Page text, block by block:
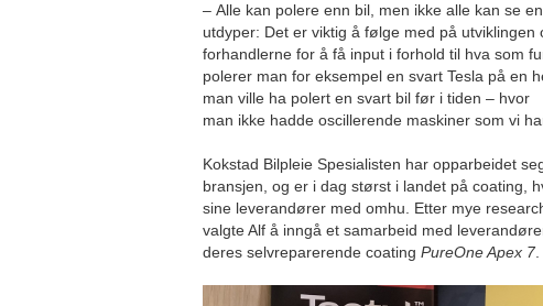
– Alle kan polere enn bil, men ikke alle kan se en
utdyper: Det er viktig å følge med på utviklingen
forhandlerne for å få input i forhold til hva som
polerer man for eksempel en svart Tesla på en
man ville ha polert en svart bil før i tiden – hvor
man ikke hadde oscillerende maskiner som vi
Kokstad Bilpleie Spesialisten har opparbeidet
bransjen, og er i dag størst i landet på coating,
sine leverandører med omhu. Etter mye
valgte Alf å inngå et samarbeid med
deres selvreparerende coating PureOne Apex 7.